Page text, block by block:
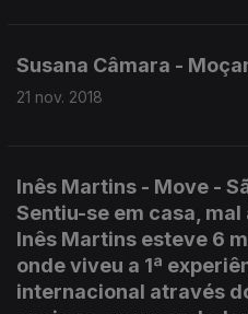
Susana Câmara -
21 nov. 2018
Inês Martins - Move -
Sentiu-se em casa,
Inês Martins esteve 6
onde viveu a 1ª
internacional através